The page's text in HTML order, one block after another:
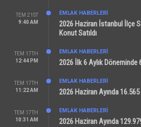
TEM 21ST
9:40 AM
EMLAK HABERLERI
2026 Haziran İstanbul İlçe
Konut Satıldı
TEM 17TH
12:44 PM
EMLAK HABERLERI
2026 İlk 6 Aylık Döneminde
TEM 17TH
11:22 AM
EMLAK HABERLERI
2026 Haziran Ayında 16.565
TEM 17TH
10:31 AM
EMLAK HABERLERI
2026 Haziran Ayında